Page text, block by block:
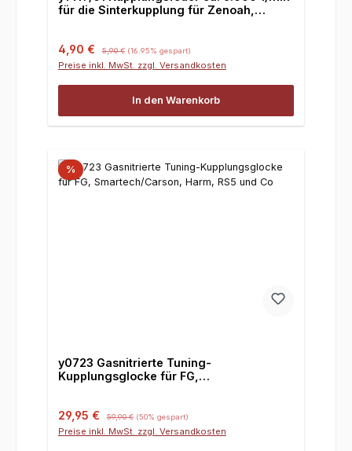
für die Sinterkupplung für Zenoah,
Verkaufspreis:
4,90 € 5,90 € (16.95% gespart)
Preise inkl. MwSt. zzgl. Versandkosten
In den Warenkorb
%
y0723 Gasnitrierte Tuning-
Kupplungsglocke für FG,
Verkaufspreis:
29,95 € Regulärer Preis:
59,90 € (50% gespart)
Preise inkl. MwSt. zzgl. Versandkosten